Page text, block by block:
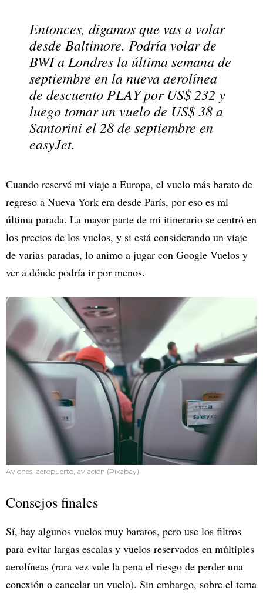
Entonces, digamos que vas a volar
desde Baltimore. Podría volar de
BWI a Londres la última semana de
septiembre en la nueva aerolínea
de descuento PLAY por US$ 232 y
luego tomar un vuelo de US$ 38 a
Santorini el 28 de septiembre en
easyJet.
Cuando reservé mi viaje a Europa, el vuelo más barato de
regreso a Nueva York era desde París, por eso es mi
última parada. La mayor parte de mi itinerario se centró en
los precios de los vuelos, y si está considerando un viaje
de varias paradas, lo animo a jugar con Google Vuelos y
ver a dónde podría ir por menos.
Aviones, aeropuerto, aviación (Pixabay)
Consejos finales
Sí, hay algunos vuelos muy baratos, pero use los filtros
para evitar largas escalas y vuelos reservados en múltiples
aerolíneas (rara vez vale la pena el riesgo de perder una
conexión o cancelar un vuelo). Sin embargo, sobre el tema